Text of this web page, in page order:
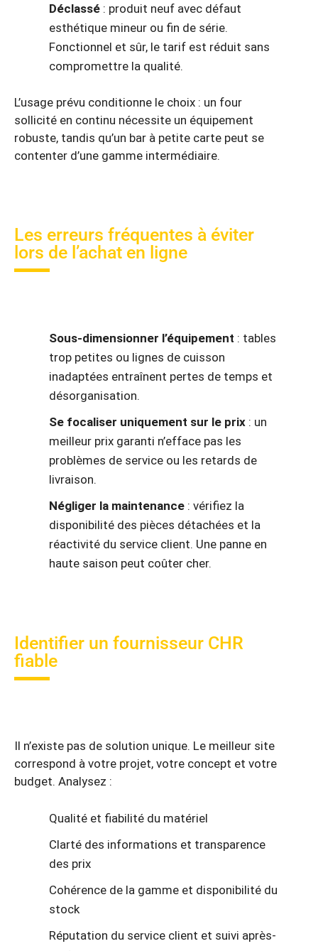
Déclassé : produit neuf avec défaut
esthétique mineur ou fin de série.
Fonctionnel et sûr, le tarif est réduit sans
compromettre la qualité.
L’usage prévu conditionne le choix : un four
sollicité en continu nécessite un équipement
robuste, tandis qu’un bar à petite carte peut se
contenter d’une gamme intermédiaire.
Les erreurs fréquentes à éviter
lors de l’achat en ligne
Sous-dimensionner l’équipement : tables
trop petites ou lignes de cuisson
inadaptées entraînent pertes de temps et
désorganisation.
Se focaliser uniquement sur le prix : un
meilleur prix garanti n’efface pas les
problèmes de service ou les retards de
livraison.
Négliger la maintenance : vérifiez la
disponibilité des pièces détachées et la
réactivité du service client. Une panne en
haute saison peut coûter cher.
Identifier un fournisseur CHR
fiable
Il n’existe pas de solution unique. Le meilleur site
correspond à votre projet, votre concept et votre
budget. Analysez :
Qualité et fiabilité du matériel
Clarté des informations et transparence
des prix
Cohérence de la gamme et disponibilité du
stock
Réputation du service client et suivi après-